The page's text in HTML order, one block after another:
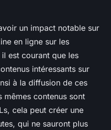
un impact notable sur
en ligne sur les
est courant que les
intéressants sur
à la diffusion de ces
mêmes contenus sont
cela peut créer une
qui ne sauront plus